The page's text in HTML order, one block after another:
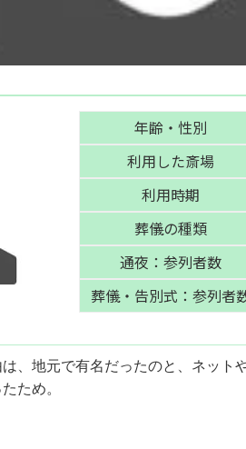
年齢・性別
利用した斎場
利用時期
葬儀の種類
通夜：参列者数
葬儀・告別式：参列者
、地元で有名だったのと、ネット
ため。